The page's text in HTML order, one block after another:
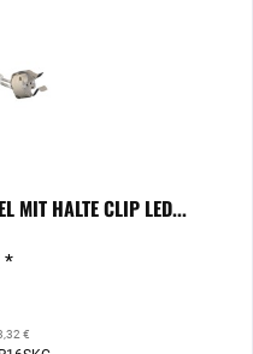
MIT HALTE CLIP LED...
*
€